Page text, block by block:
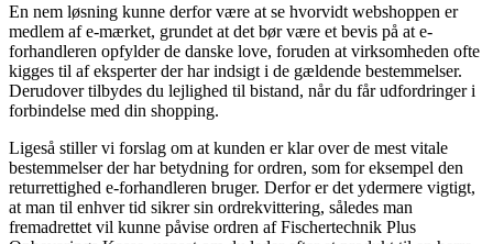
En nem løsning kunne derfor være at se hvorvidt webshoppen er
medlem af e-mærket, grundet at det bør være et bevis på at e-
forhandleren opfylder de danske love, foruden at virksomheden ofte
kigges til af eksperter der har indsigt i de gældende bestemmelser.
Derudover tilbydes du lejlighed til bistand, når du får udfordringer i
forbindelse med din shopping.
Ligeså stiller vi forslag om at kunden er klar over de mest vitale
bestemmelser der har betydning for ordren, som for eksempel den
returrettighed e-forhandleren bruger. Derfor er det ydermere vigtigt,
at man til enhver tid sikrer sin ordrekvittering, således man
fremadrettet vil kunne påvise ordren af Fischertechnik Plus